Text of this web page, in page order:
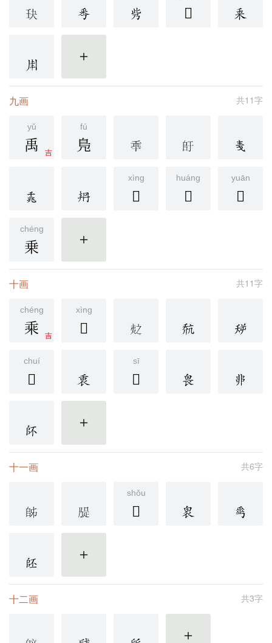
𠂳
更多
共11字
九画
yǔ
吉
禹
fú
鳬
xìng
𠂷
huáng
𠂸
yuān
𣶒
chéng
乗 更多
共11字
十画
chéng
吉
乘
xìng
𡴘
chuí
𠂹
sī
𠂺
更多
共6字
十一画
shǒu
𠂿
更多
共3字
十二画